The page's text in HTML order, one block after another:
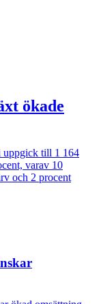
ökade
uppgick till 1 164
varav 10
och 2 procent